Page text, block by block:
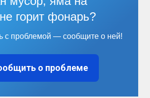
горит фонарь?
с проблемой — сообщите о ней!
о проблеме